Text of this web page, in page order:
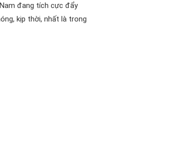
đang tích cực đẩy
kịp thời, nhất là trong